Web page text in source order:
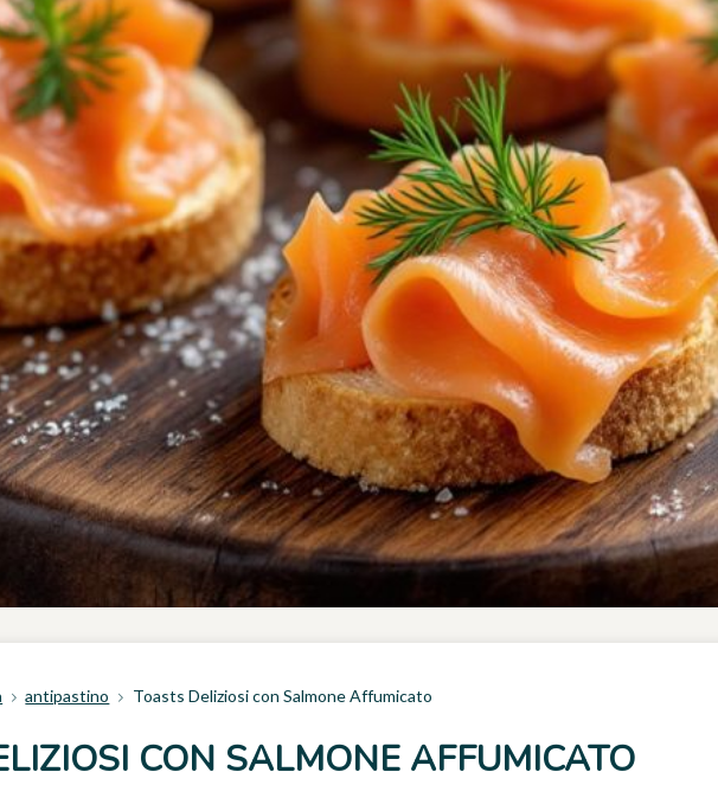
antipastino Toasts Deliziosi con Salmone Affumicato
CON SALMONE AFFUMICATO